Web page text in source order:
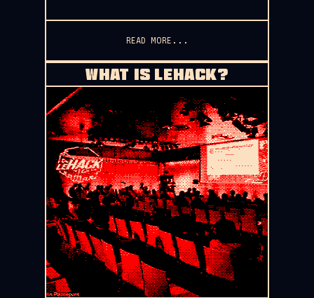
READ MORE...
WHAT IS LEHACK?